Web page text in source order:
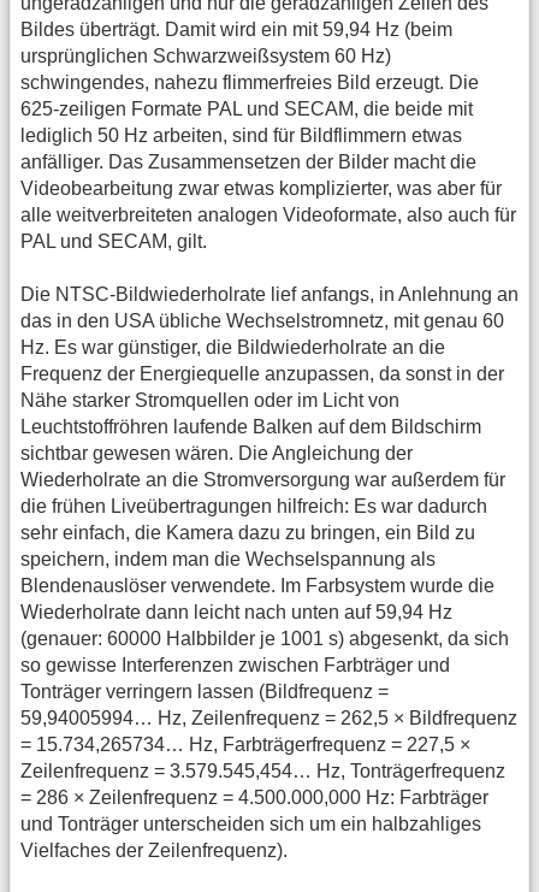
Bildes überträgt. Damit wird ein mit 59,94 Hz (beim
ursprünglichen Schwarzweißsystem 60 Hz)
schwingendes, nahezu flimmerfreies Bild erzeugt. Die
625-zeiligen Formate PAL und SECAM, die beide mit
lediglich 50 Hz arbeiten, sind für Bildflimmern etwas
anfälliger. Das Zusammensetzen der Bilder macht die
Videobearbeitung zwar etwas komplizierter, was aber für
alle weitverbreiteten analogen Videoformate, also auch für
PAL und SECAM, gilt.
Die NTSC-Bildwiederholrate lief anfangs, in Anlehnung an
das in den USA übliche Wechselstromnetz, mit genau 60
Hz. Es war günstiger, die Bildwiederholrate an die
Frequenz der Energiequelle anzupassen, da sonst in der
Nähe starker Stromquellen oder im Licht von
Leuchtstoffröhren laufende Balken auf dem Bildschirm
sichtbar gewesen wären. Die Angleichung der
Wiederholrate an die Stromversorgung war außerdem für
die frühen Liveübertragungen hilfreich: Es war dadurch
sehr einfach, die Kamera dazu zu bringen, ein Bild zu
speichern, indem man die Wechselspannung als
Blendenauslöser verwendete. Im Farbsystem wurde die
Wiederholrate dann leicht nach unten auf 59,94 Hz
(genauer: 60000 Halbbilder je 1001 s) abgesenkt, da sich
so gewisse Interferenzen zwischen Farbträger und
Tonträger verringern lassen (Bildfrequenz =
59,94005994… Hz, Zeilenfrequenz = 262,5 × Bildfrequenz
= 15.734,265734… Hz, Farbträgerfrequenz = 227,5 ×
Zeilenfrequenz = 3.579.545,454… Hz, Tonträgerfrequenz
= 286 × Zeilenfrequenz = 4.500.000,000 Hz: Farbträger
und Tonträger unterscheiden sich um ein halbzahliges
Vielfaches der Zeilenfrequenz).